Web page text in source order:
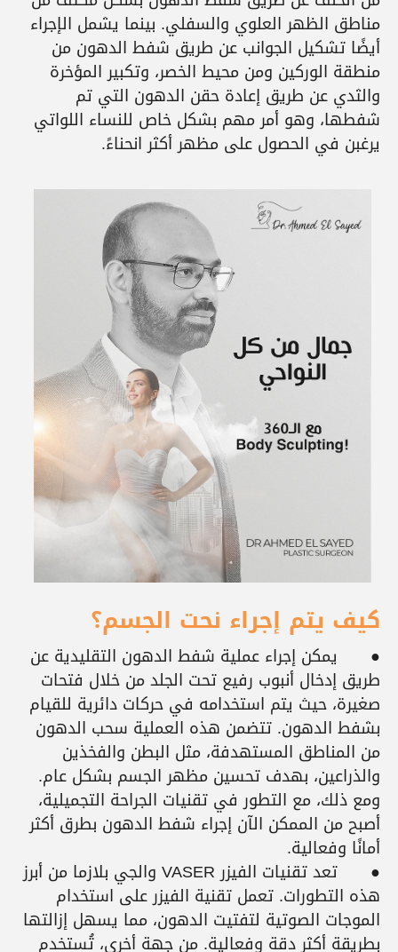
مناطق الظهر العلوي والسفلي. بينما يشمل الإجراء
أيضًا تشكيل الجوانب عن طريق شفط الدهون من
منطقة الوركين ومن محيط الخصر، وتكبير المؤخرة
والثدي عن طريق إعادة حقن الدهون التي تم
شفطها، وهو أمر مهم بشكل خاص للنساء اللواتي
يرغبن في الحصول على مظهر أكثر انحناءً.
كيف يتم إجراء نحت الجسم؟
● يمكن إجراء عملية شفط الدهون التقليدية عن
طريق إدخال أنبوب رفيع تحت الجلد من خلال فتحات
صغيرة، حيث يتم استخدامه في حركات دائرية للقيام
بشفط الدهون. تتضمن هذه العملية سحب الدهون
من المناطق المستهدفة، مثل البطن والفخذين
والذراعين، بهدف تحسين مظهر الجسم بشكل عام.
ومع ذلك، مع التطور في تقنيات الجراحة التجميلية،
أصبح من الممكن الآن إجراء شفط الدهون بطرق أكثر
أمانًا وفعالية.
● تعد تقنيات الفيزر VASER والجي بلازما من أبرز
هذه التطورات. تعمل تقنية الفيزر على استخدام
الموجات الصوتية لتفتيت الدهون، مما يسهل إزالتها
بطريقة أكثر دقة وفعالية. من جهة أخرى، تُستخدم